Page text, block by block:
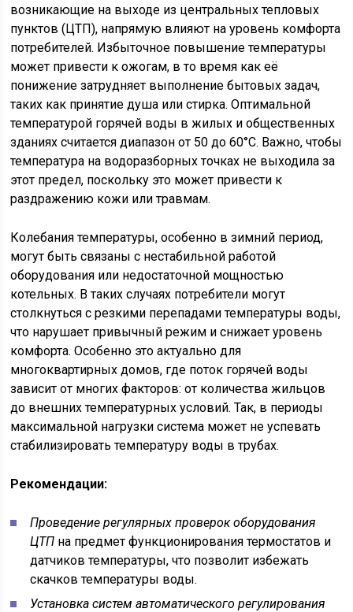
возникающие на выходе из центральных тепловых
пунктов (ЦТП), напрямую влияют на уровень комфорта
потребителей. Избыточное повышение температуры
может привести к ожогам, в то время как её
понижение затрудняет выполнение бытовых задач,
таких как принятие душа или стирка. Оптимальной
температурой горячей воды в жилых и общественных
зданиях считается диапазон от 50 до 60°C. Важно, чтобы
температура на водоразборных точках не выходила за
этот предел, поскольку это может привести к
раздражению кожи или травмам.
Колебания температуры, особенно в зимний период,
могут быть связаны с нестабильной работой
оборудования или недостаточной мощностью
котельных. В таких случаях потребители могут
столкнуться с резкими перепадами температуры воды,
что нарушает привычный режим и снижает уровень
комфорта. Особенно это актуально для
многоквартирных домов, где поток горячей воды
зависит от многих факторов: от количества жильцов
до внешних температурных условий. Так, в периоды
максимальной нагрузки система может не успевать
стабилизировать температуру воды в трубах.
Рекомендации:
Проведение регулярных проверок оборудования
ЦТП на предмет функционирования термостатов и
датчиков температуры, что позволит избежать
скачков температуры воды.
Установка систем автоматического регулирования